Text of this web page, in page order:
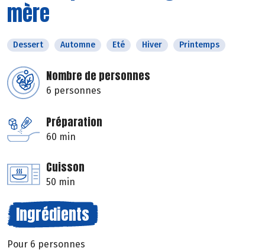
mère
Dessert Automne Eté Hiver Printemps
Nombre de personnes
6 personnes
Préparation
60 min
Cuisson
50 min
Ingrédients
Pour 6 personnes